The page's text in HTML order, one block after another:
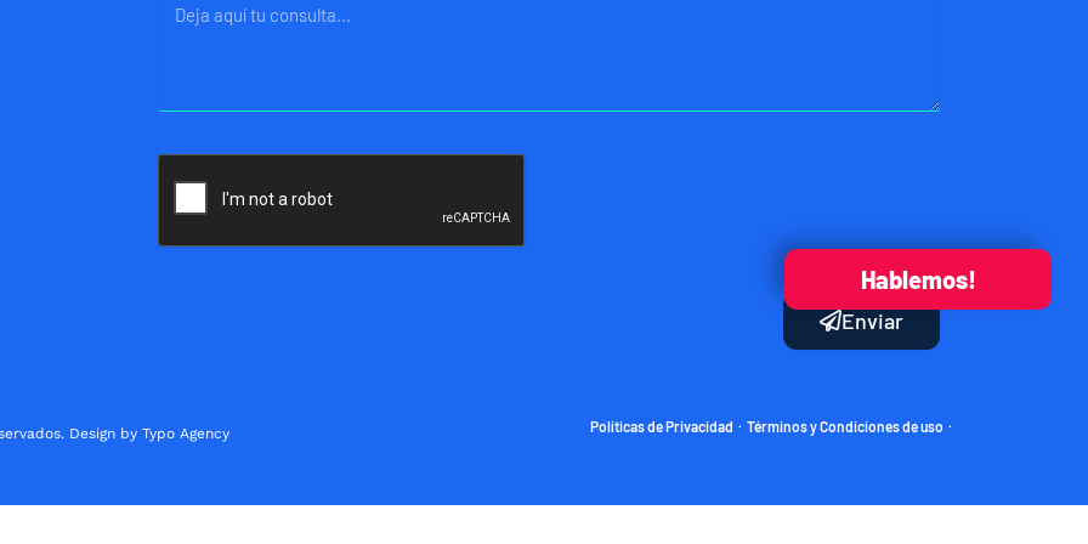
Hablemos!
Mensaje
Enviar
Design by Typo Agency Políticas de Privacidad · Términos y Condiciones de uso ·